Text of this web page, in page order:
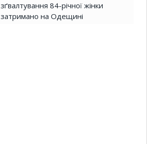
зґвалтування 84-річної жінки
затримано на Одещині